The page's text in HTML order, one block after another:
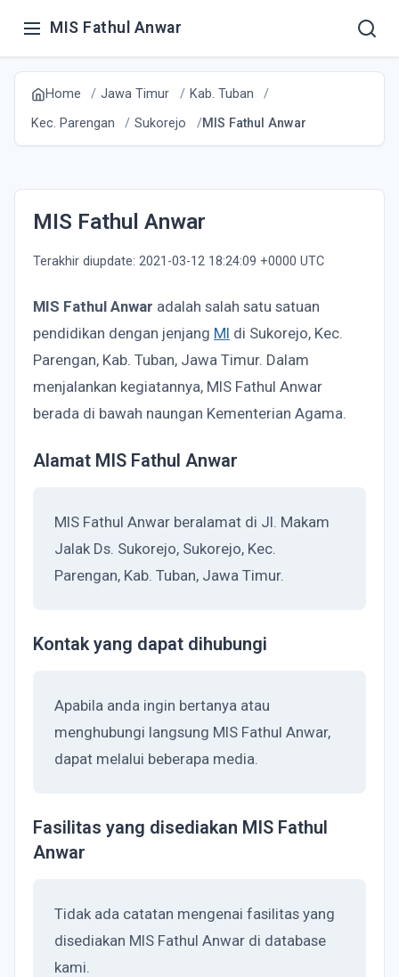
MIS Fathul Anwar
Home Jawa Timur
Kab. Tuban
Kec. Parengan
Sukorejo MIS Fathul Anwar
MIS Fathul Anwar
Terakhir diupdate: 2021-03-12 18:24:09 +0000 UTC
MIS Fathul Anwar adalah salah satu satuan
pendidikan dengan jenjang MI di Sukorejo, Kec.
Parengan, Kab. Tuban, Jawa Timur. Dalam
menjalankan kegiatannya, MIS Fathul Anwar
berada di bawah naungan Kementerian Agama.
Alamat MIS Fathul Anwar
MIS Fathul Anwar beralamat di Jl. Makam
Jalak Ds. Sukorejo, Sukorejo, Kec.
Parengan, Kab. Tuban, Jawa Timur.
Kontak yang dapat dihubungi
Apabila anda ingin bertanya atau
menghubungi langsung MIS Fathul Anwar,
dapat melalui beberapa media.
Fasilitas yang disediakan MIS Fathul
Anwar
Tidak ada catatan mengenai fasilitas yang
disediakan MIS Fathul Anwar di database
kami.